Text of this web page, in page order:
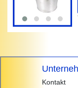
Kontakt